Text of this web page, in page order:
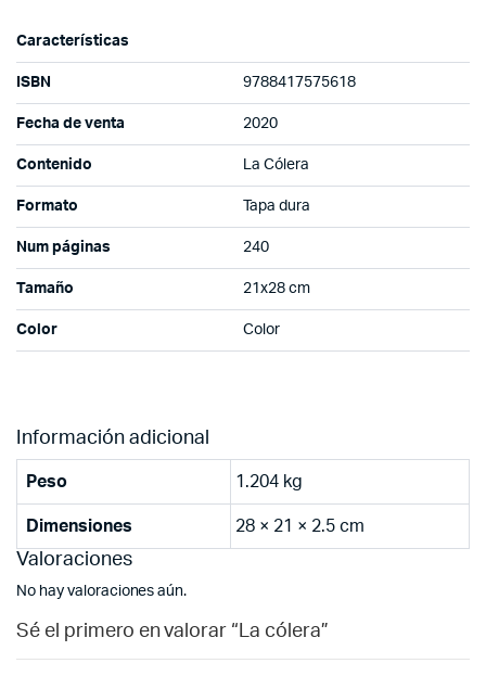
Características
ISBN 9788417575618
Fecha de venta 2020
Contenido La Cólera
Formato Tapa dura
Num páginas 240
Tamaño 21x28 cm
Color Color
Información adicional
Peso 1.204 kg
Dimensiones 28 × 21 × 2.5 cm
Valoraciones
No hay valoraciones aún.
Sé el primero en valorar “La cólera”